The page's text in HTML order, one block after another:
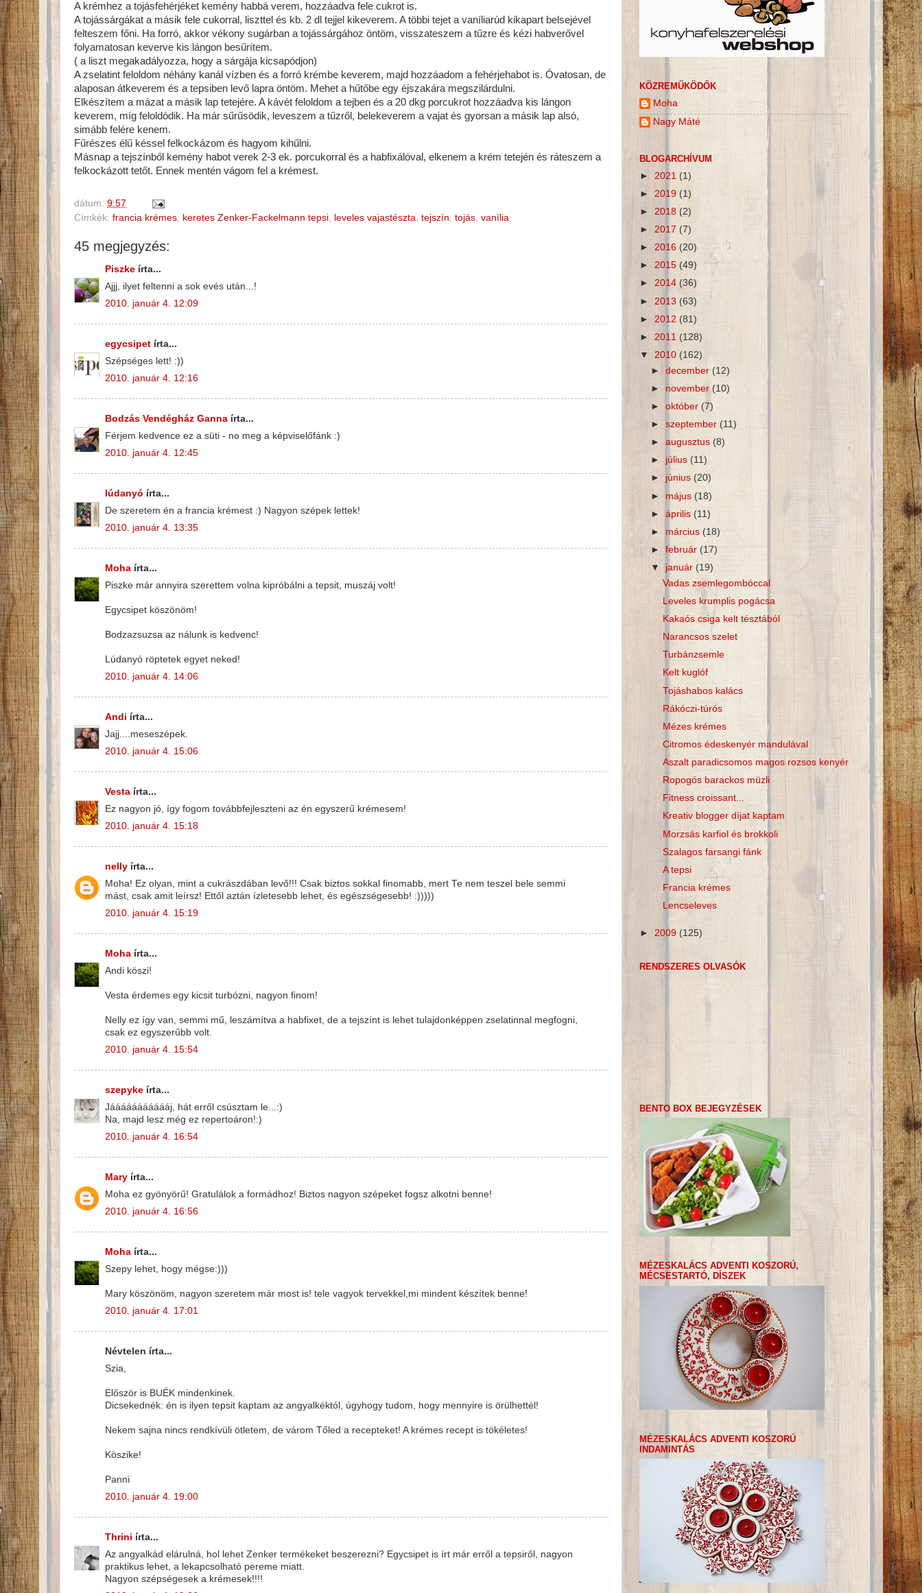
A krémhez a tojásfehérjéket kemény habbá verem, hozzáadva fele cukrot is.
A tojássárgákat a másik fele cukorral, liszttel és kb. 2 dl tejjel kikeverem. A többi tejet a vaníliarúd kikapart belsejével
felteszem főni. Ha forró, akkor vékony sugárban a tojássárgához öntöm, visszateszem a tűzre és kézi habverővel
folyamatosan keverve kis lángon besűrítem.
( a liszt megakadályozza, hogy a sárgája kicsapódjon)
A zselatint feloldom néhány kanál vízben és a forró krémbe keverem, majd hozzáadom a fehérjehabot is. Óvatosan, de
alaposan átkeverem és a tepsiben levő lapra öntöm. Mehet a hűtőbe egy éjszakára megszilárdulni.
Elkészítem a mázat a másik lap tetejére. A kávét feloldom a tejben és a 20 dkg porcukrot hozzáadva kis lángon
keverem, míg feloldódik. Ha már sűrűsödik, leveszem a tűzről, belekeverem a vajat és gyorsan a másik lap alsó,
simább felére kenem.
Fűrészes élű késsel felkockázom és hagyom kihűlni.
Másnap a tejszínből kemény habot verek 2-3 ek. porcukorral és a habfixálóval, elkenem a krém tetején és ráteszem a
felkockázott tetőt. Ennek mentén vágom fel a krémest.
dátum: 9:57
Címkék: francia krémes keretes Zenker-Fackelmann tepsi leveles vajastészta tejszín tojás vanília
45 megjegyzés:
Piszke írta...
Ajjj, ilyet feltenni a sok evés után...!
2010. január 4. 12:09
egycsipet írta...
Szépséges lett! :))
2010. január 4. 12:16
Bodzás Vendégház Ganna írta...
Férjem kedvence ez a süti - no meg a képviselőfánk :)
2010. január 4. 12:45
lúdanyó írta...
De szeretem én a francia krémest :) Nagyon szépek lettek!
2010. január 4. 13:35
Moha írta...
Piszke már annyira szerettem volna kipróbálni a tepsit, muszáj volt!
Egycsipet köszönöm!
Bodzazsuzsa az nálunk is kedvenc!
Lúdanyó röptetek egyet neked!
2010. január 4. 14:06
Andi írta...
Jajj....meseszépek.
2010. január 4. 15:06
Vesta írta...
Ez nagyon jó, így fogom továbbfejleszteni az én egyszerű krémesem!
2010. január 4. 15:18
nelly írta...
Moha! Ez olyan, mint a cukrászdában levő!!! Csak biztos sokkal finomabb, mert Te nem teszel bele semmi
mást, csak amit leírsz! Ettől aztán ízletesebb lehet, és egészségesebb! :)))))
2010. január 4. 15:19
Moha írta...
Andi köszi!
Vesta érdemes egy kicsit turbózni, nagyon finom!
Nelly ez így van, semmi mű, leszámítva a habfixet, de a tejszínt is lehet tulajdonképpen zselatinnal megfogni,
csak ez egyszerűbb volt.
2010. január 4. 15:54
szepyke írta...
Jáááááááááááj, hát erről csúsztam le...:)
Na, majd lesz még ez repertoáron!:)
2010. január 4. 16:54
Mary írta...
Moha ez gyönyörű! Gratulálok a formádhoz! Biztos nagyon szépeket fogsz alkotni benne!
2010. január 4. 16:56
Moha írta...
Szepy lehet, hogy mégse:)))
Mary köszönöm, nagyon szeretem már most is! tele vagyok tervekkel,mi mindent készítek benne!
2010. január 4. 17:01
Névtelen írta...
Szia,
Először is BUÉK mindenkinek.
Dicsekednék: én is ilyen tepsit kaptam az angyalkéktól, úgyhogy tudom, hogy mennyire is örülhettél!
Nekem sajna nincs rendkívüli ötletem, de várom Tőled a recepteket! A krémes recept is tökéletes!
Köszike!
Panni
2010. január 4. 19:00
Thrini írta...
Az angyalkád elárulná, hol lehet Zenker termékeket beszerezni? Egycsipet is írt már erről a tepsiről, nagyon
praktikus lehet, a lekapcsolható pereme miatt.
Nagyon szépségesek a krémesek!!!!
KÖZREMŰKÖDŐK
Moha
Nagy Máté
BLOGARCHÍVUM
► 2021 (1)
► 2019 (1)
► 2018 (2)
► 2017 (7)
► 2016 (20)
► 2015 (49)
► 2014 (36)
► 2013 (63)
► 2012 (81)
► 2011 (128)
▼ 2010 (162)
►december(12)
► november (10)
►október (7)
►szeptember(11)
►augusztus (8)
► július(11)
► június(20)
► május (18)
►április (11)
► március(18)
►február(17)
▼ január (19)
Vadas zsemlegombóccal
Leveles krumplis pogácsa
Kakaós csiga kelt tésztából
Narancsos szelet
Turbánzsemle
Kelt kuglóf
Tojáshabos kalács
Rákóczi-túrós
Mézes krémes
Citromos édeskenyér mandulával
Aszalt paradicsomos magos rozsos kenyér
Ropogós barackos müzli
Fitness croissant...
Kreativ blogger díjat kaptam
Morzsás karfiol és brokkoli
Szalagos farsangi fánk
A tepsi
Francia krémes
Lencseleves
► 2009 (125)
RENDSZERES OLVASÓK
BENTO BOX BEJEGYZÉSEK
MÉZESKALÁCS ADVENTI KOSZORÚ,
MÉCSESTARTÓ, DÍSZEK
MÉZESKALÁCS ADVENTI KOSZORÚ
INDAMINTÁS